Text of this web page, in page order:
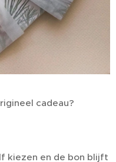
cadeau?
kiezen en de bon blijft